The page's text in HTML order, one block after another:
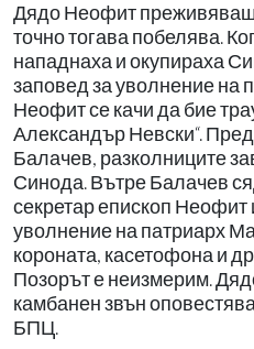
Дядо Неофит
точно тогава побелява.
нападнаха и окупираха
заповед за уволнение на
Неофит се качи да бие
Александър Невски“.
Балачев, разколниците
Синода. Вътре Балачев
секретар епископ Неофит
уволнение на патриарх
короната, касетофона и
Позорът е неизмерим.
камбанен звън
БПЦ.